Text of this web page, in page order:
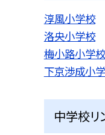
淳風小学校
洛央小学校
梅小路小学校
下京渉成小
中学校リ